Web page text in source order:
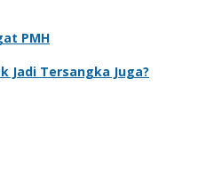
PMH
Jadi Tersangka Juga?